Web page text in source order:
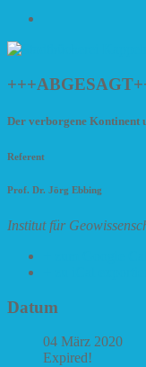
Der verborgene Kontinent
Referent
Prof. Dr. Jörg Ebbing
Institut für
Datum
04 März 2020
Expired!